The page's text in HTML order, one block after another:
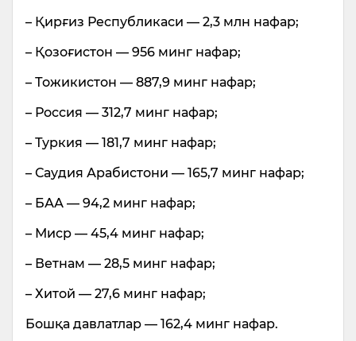
– Қирғиз Республикаси — 2,3 млн нафар;
– Қозоғистон — 956 минг нафар;
– Тожикистон — 887,9 минг нафар;
– Россия — 312,7 минг нафар;
– Туркия — 181,7 минг нафар;
– Саудия Арабистони — 165,7 минг нафар;
– БАА — 94,2 минг нафар;
– Миср — 45,4 минг нафар;
– Ветнам — 28,5 минг нафар;
– Хитой — 27,6 минг нафар;
Бошқа давлатлар — 162,4 минг нафар.